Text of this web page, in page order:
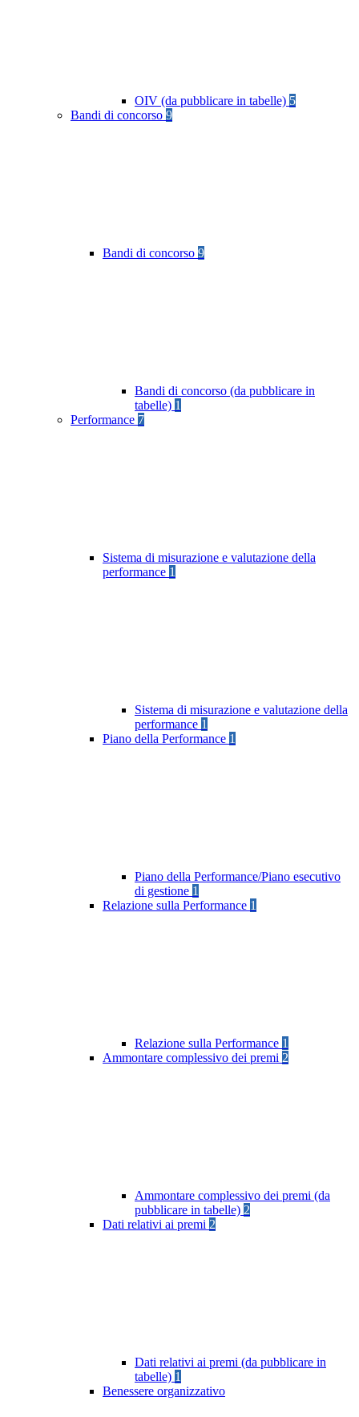
OIV (da pubblicare in tabelle) 5
Bandi di concorso 9
Bandi di concorso 9
Bandi di concorso (da pubblicare in
tabelle) 1
Performance 7
Sistema di misurazione e valutazione della
performance 1
Sistema di misurazione e valutazione della
performance 1
Piano della Performance 1
Piano della Performance/Piano esecutivo
di gestione 1
Relazione sulla Performance 1
Relazione sulla Performance 1
Ammontare complessivo dei premi 2
Ammontare complessivo dei premi (da
pubblicare in tabelle) 2
Dati relativi ai premi 2
Dati relativi ai premi (da pubblicare in
tabelle) 1
Benessere organizzativo